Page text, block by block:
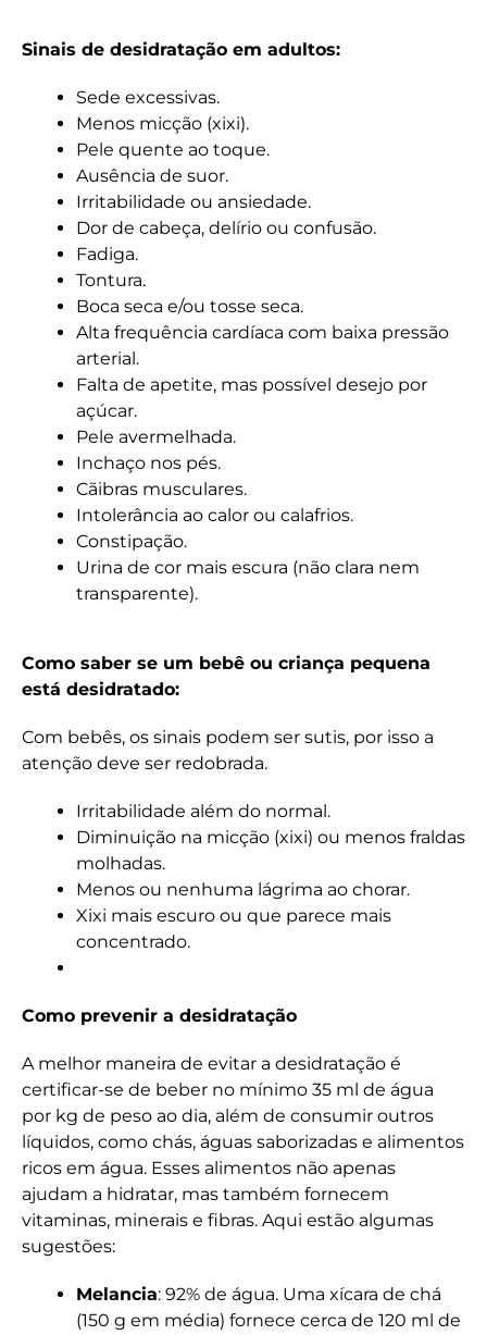
Sinais de desidratação em adultos:
Sede excessivas.
Menos micção (xixi).
Pele quente ao toque.
Ausência de suor.
Irritabilidade ou ansiedade.
Dor de cabeça, delírio ou confusão.
Fadiga.
Tontura.
Boca seca e/ou tosse seca.
Alta frequência cardíaca com baixa pressão
arterial.
Falta de apetite, mas possível desejo por
açúcar.
Pele avermelhada.
Inchaço nos pés.
Cãibras musculares.
Intolerância ao calor ou calafrios.
Constipação.
Urina de cor mais escura (não clara nem
transparente).
Como saber se um bebê ou criança pequena
está desidratado:
Com bebês, os sinais podem ser sutis, por isso a
atenção deve ser redobrada.
Irritabilidade além do normal.
Diminuição na micção (xixi) ou menos fraldas
molhadas.
Menos ou nenhuma lágrima ao chorar.
Xixi mais escuro ou que parece mais
concentrado.
Como prevenir a desidratação
A melhor maneira de evitar a desidratação é
certificar-se de beber no mínimo 35 ml de água
por kg de peso ao dia, além de consumir outros
líquidos, como chás, águas saborizadas e alimentos
ricos em água. Esses alimentos não apenas
ajudam a hidratar, mas também fornecem
vitaminas, minerais e fibras. Aqui estão algumas
sugestões:
Melancia: 92% de água. Uma xícara de chá
(150 g em média) fornece cerca de 120 ml de